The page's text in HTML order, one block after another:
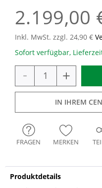
2.199,00
Inkl. MwSt. zzgl. 24,90 €
Sofort verfügbar,
- +
IN IHREM
FRAGEN MERKEN
Produktdetails